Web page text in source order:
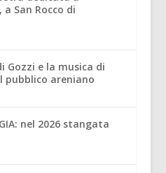
San Rocco di
e la musica di
pubblico areniano
nel 2026 stangata